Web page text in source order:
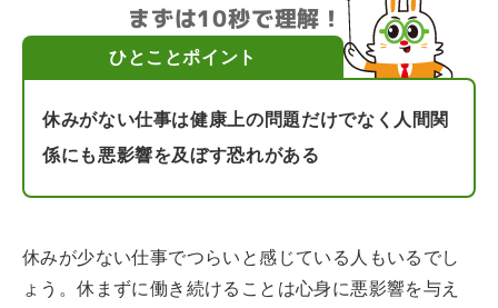
まずは10秒で理解！
ひとことポイント
休みがない仕事は健康上の問題だけでなく人間関
係にも悪影響を及ぼす恐れがある
休みが少ない仕事でつらいと感じている人もいるでし
ょう。休まずに働き続けることは心身に悪影響を与え